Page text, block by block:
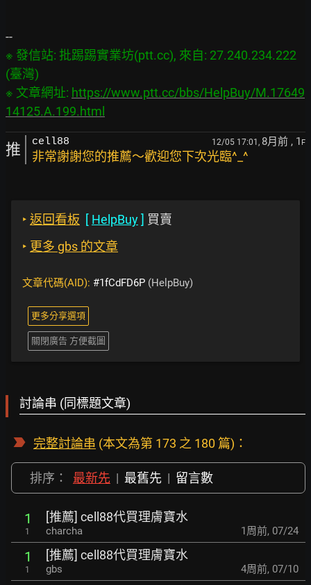
※ 發信站: 批踢踢實業坊(ptt.cc), 來自: 27.240.234.222
(臺灣)
※ 文章網址: https://www.ptt.cc/bbs/HelpBuy/M.17649
14125.A.199.html
推 cell88 12/05 17:01, 8月前 , 1 F
非常謝謝您的推薦～歡迎您下次光臨^_^
‣ 返回看板 [ HelpBuy] 買賣
‣ 更多 gbs 的文章
文章代碼(AID): #1fCdFD6P (HelpBuy)
更多分享選項
關閉廣告 方便截圖
討論串 (同標題文章)
完整討論串 (本文為第 173 之 180 篇)：
排序： 最新先 | 最舊先 | 留言數
1
1
[推薦] cell88代買理膚寶水
charcha 1周前, 07/24
1
1
[推薦] cell88代買理膚寶水
gbs 4周前, 07/10